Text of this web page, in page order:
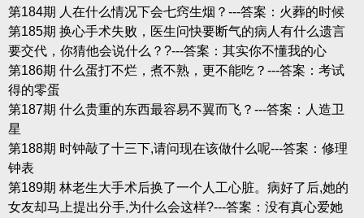
第184期 人在什么情况下会七窍生烟？---答案：火葬的时候
第185期 换心手术失败，医生问快要断气的病人有什么遗言
要交代，你猜他会说什么？?---答案：其实你不懂我的心
第186期 什么蛋打不烂，煮不熟，更不能吃？---答案：考试
得的零蛋
第187期 什么贵重的东西最容易不翼而飞？---答案：人造卫
星
第188期 时钟敲了十三下,请问现在该做什么呢---答案：修理
钟表
第189期 林老生大手术后换了一个人工心脏。病好了后,她的
女友却马上提出分手,为什么会这样?---答案：没有真心爱她